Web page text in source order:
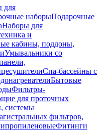
для
наборыПодарочные
Наборы для
и
кабины, поддоны,
Умывальники со
Спа-бассейны с
Бытовые
Фильтры-
для проточных
системы
фильтров,
Фитинги